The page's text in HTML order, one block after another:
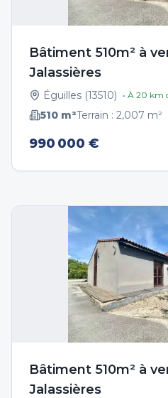
Bâtiment 510m² à
Jalassières
Éguilles (13510) • À 20 km
510 m²Terrain : 2,007 m²
990 000 €
Bâtiment 510m² à
Jalassières